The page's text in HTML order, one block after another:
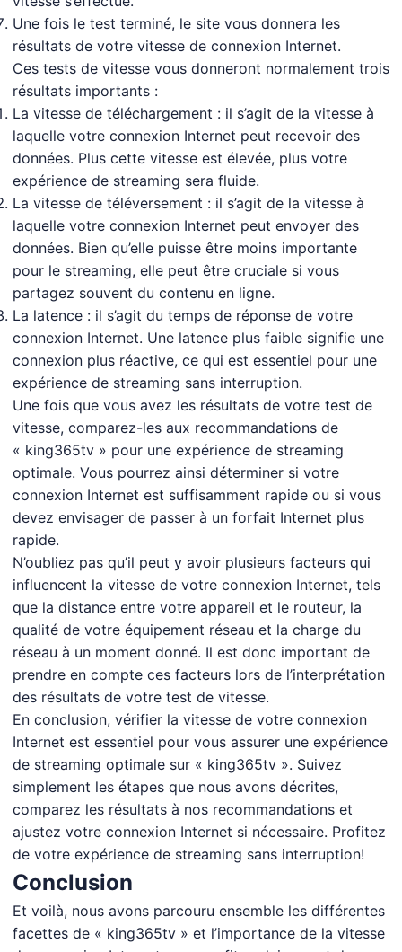
Une fois le test terminé, le site vous donnera les
résultats de votre vitesse de connexion Internet.
Ces tests de vitesse vous donneront normalement trois
résultats importants :
La vitesse de téléchargement : il s’agit de la vitesse à
laquelle votre connexion Internet peut recevoir des
données. Plus cette vitesse est élevée, plus votre
expérience de streaming sera fluide.
La vitesse de téléversement : il s’agit de la vitesse à
laquelle votre connexion Internet peut envoyer des
données. Bien qu’elle puisse être moins importante
pour le streaming, elle peut être cruciale si vous
partagez souvent du contenu en ligne.
La latence : il s’agit du temps de réponse de votre
connexion Internet. Une latence plus faible signifie une
connexion plus réactive, ce qui est essentiel pour une
expérience de streaming sans interruption.
Une fois que vous avez les résultats de votre test de
vitesse, comparez-les aux recommandations de
« king365tv » pour une expérience de streaming
optimale. Vous pourrez ainsi déterminer si votre
connexion Internet est suffisamment rapide ou si vous
devez envisager de passer à un forfait Internet plus
rapide.
N’oubliez pas qu’il peut y avoir plusieurs facteurs qui
influencent la vitesse de votre connexion Internet, tels
que la distance entre votre appareil et le routeur, la
qualité de votre équipement réseau et la charge du
réseau à un moment donné. Il est donc important de
prendre en compte ces facteurs lors de l’interprétation
des résultats de votre test de vitesse.
En conclusion, vérifier la vitesse de votre connexion
Internet est essentiel pour vous assurer une expérience
de streaming optimale sur « king365tv ». Suivez
simplement les étapes que nous avons décrites,
comparez les résultats à nos recommandations et
ajustez votre connexion Internet si nécessaire. Profitez
de votre expérience de streaming sans interruption!
Conclusion
Et voilà, nous avons parcouru ensemble les différentes
facettes de « king365tv » et l’importance de la vitesse